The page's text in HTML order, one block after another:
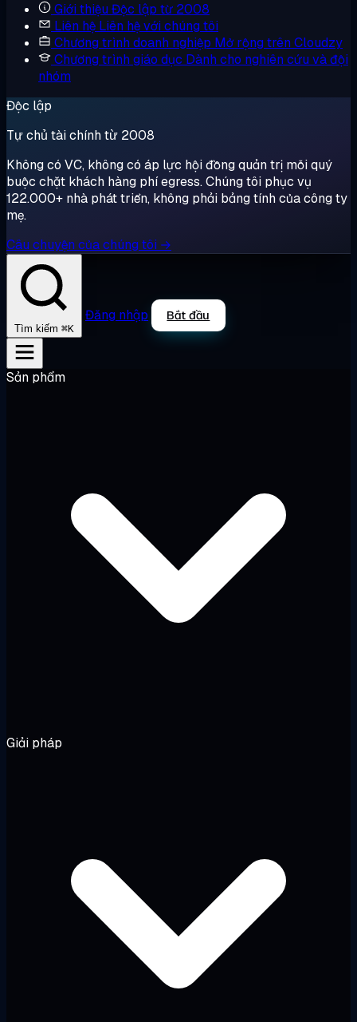
Giới thiệu Độc lập từ 2008
Liên hệ Liên hệ với chúng tôi
Chương trình doanh nghiệp Mở rộng trên Cloudzy
Chương trình giáo dục Dành cho nghiên cứu và đội
nhóm
Độc lập
Tự chủ tài chính từ 2008
Không có VC, không có áp lực hội đồng quản trị mỗi quý
buộc chặt khách hàng phí egress. Chúng tôi phục vụ
122.000+ nhà phát triển, không phải bảng tính của công ty
mẹ.
Câu chuyện của chúng tôi →
Tìm kiếm ⌘K
Đăng nhập Bắt đầu
Sản phẩm
Giải pháp